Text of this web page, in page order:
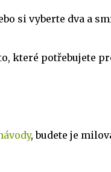
si vyberte dva a
které potřebujete
, budete je